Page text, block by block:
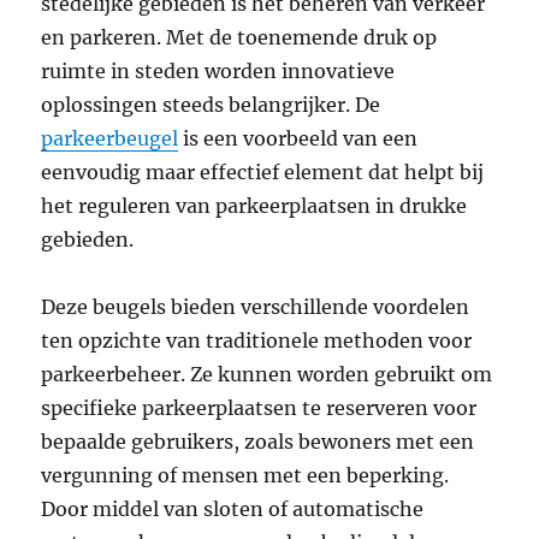
en parkeren. Met de toenemende druk op
ruimte in steden worden innovatieve
oplossingen steeds belangrijker. De
parkeerbeugel is een voorbeeld van een
eenvoudig maar effectief element dat helpt bij
het reguleren van parkeerplaatsen in drukke
gebieden.
Deze beugels bieden verschillende voordelen
ten opzichte van traditionele methoden voor
parkeerbeheer. Ze kunnen worden gebruikt om
specifieke parkeerplaatsen te reserveren voor
bepaalde gebruikers, zoals bewoners met een
vergunning of mensen met een beperking.
Door middel van sloten of automatische